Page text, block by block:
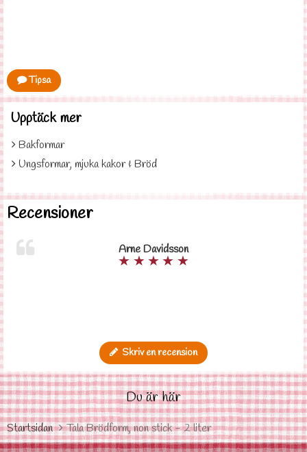
Tipsa
Upptäck mer
Bakformar
Ungsformar, mjuka kakor & Bröd
Recensioner
Arne Davidsson
★ ★★★ ★
Skriv en recension
Du är här
Startsidan Tala Brödform, non stick - 2 liter